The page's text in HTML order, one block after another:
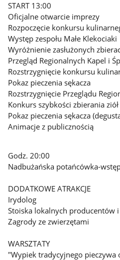
START 13:00
Oficjalne otwarcie imprezy
Rozpoczęcie konkursu
Występ zespołu Małe Klekociaki
Wyróżnienie zasłużonych
Przegląd Regionalnych Kapel i
Rozstrzygnięcie konkursu
Pokaz pieczenia sękacza
Rozstrzygnięcie Przeglądu
Konkurs szybkości zbierania ziół
Pokaz pieczenia sękacza
Animacje z publicznością
Godz. 20:00
Nadbużańska potańcówka-
DODATKOWE ATRAKCJE
Irydolog
Stoiska lokalnych producentów
Zagrody ze zwierzętami
WARSZTATY
"Wypiek tradycyjnego pieczywa